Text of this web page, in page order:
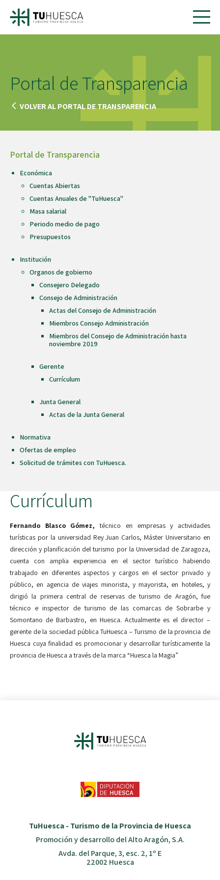
Portal de Transparencia
VOLVER AL PORTAL DE TRANSPARENCIA
Portal de Transparencia
Económica
Cuentas Abiertas
Cuentas Anuales de "TuHuesca"
Masa salarial
Periodo medio de pago
Presupuestos
Institución
Organos de gobierno
Consejero Delegado
Consejo de Administración
Actas del Consejo de Administración
Miembros Consejo Administración
Miembros del Consejo de Administración hasta
noviembre 2019
Gerente
Currículum
Junta General
Actas de la Junta General
Normativa
Ofertas de empleo
Solicitud de trámites con TuHuesca.
Currículum
Fernando Blasco Gómez, técnico en empresas y actividades
turísticas por la universidad Rey Juan Carlos, Máster Universitario en
dirección y planificación del turismo por la Universidad de Zaragoza,
cuenta con amplia experiencia en el sector turístico habiendo
trabajado en diferentes aspectos y cargos en el sector privado y
público, en agencia de viajes minorista, y mayorista, en hoteles, y
dirigió la primera central de reservas de turismo de Aragón, fue
técnico e inspector de turismo de las comarcas de Sobrarbe y
Somontano de Barbastro, en Huesca. Actualmente es el director –
gerente de la sociedad pública TuHuesca – Turismo de la provincia de
Huesca cuya finalidad es promocionar y desarrollar turísticamente la
provincia de Huesca a través de la marca “Huesca la Magia”
TuHuesca - Turismo de la Provincia de Huesca
Promoción y desarrollo del Alto Aragón, S.A.
Avda. del Parque, 3, esc. 2, 1º E
22002 Huesca